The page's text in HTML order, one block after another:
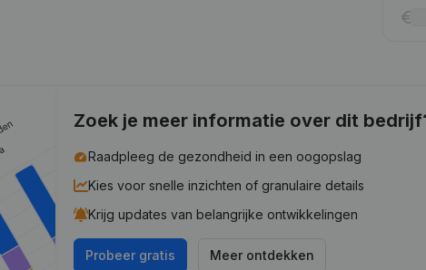
Zoek je meer informatie over dit
Raadpleeg de gezondheid in een oogopslag
Kies voor snelle inzichten of granulaire details
Krijg updates van belangrijke ontwikkelingen
Probeer gratis Meer ontdekken